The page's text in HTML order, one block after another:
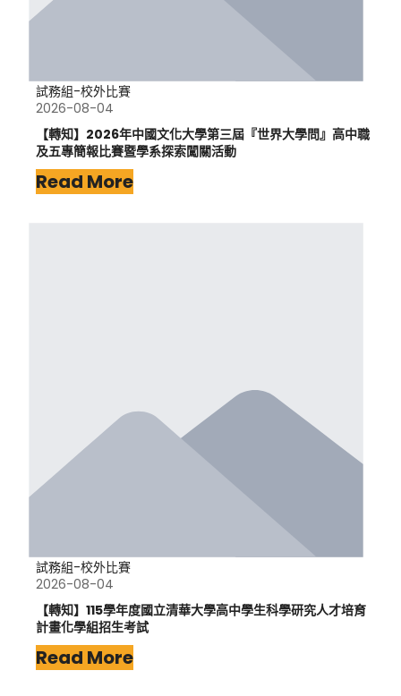
試務組-校外比賽
2026-08-04
【轉知】2026年中國文化大學第三屆『世界大學問』高中職
及五專簡報比賽暨學系探索闖關活動
Read More
試務組-校外比賽
2026-08-04
【轉知】115學年度國立清華大學高中學生科學研究人才培育
計畫化學組招生考試
Read More